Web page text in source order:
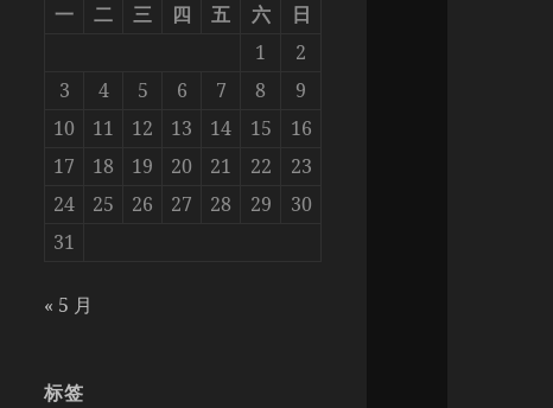
一 二 三 四 五 六
日
1
2
3
4 5 6 7 8
9
10
11 12 13 14 15
16
17
18 19 20 21 22
23
24
25 26 27 28 29
30
31
« 5 月
标签